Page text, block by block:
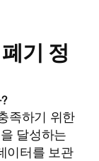
기 정
족하기 위한
달성하는
이터를 보관